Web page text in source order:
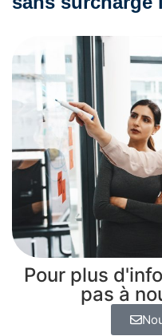
Pour plus
pas à